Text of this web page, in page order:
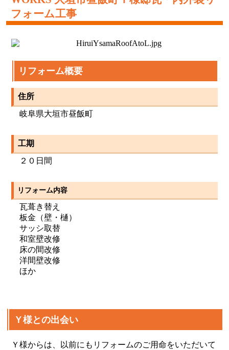
フォーム工事
リフォーム概要
住所
岐阜県大垣市昼飯町
工期
２０日間
リフォーム内容
瓦葺き替え
板金（壁・樋）
サッシ取替
和室壁改修
床の間改修
洋間壁改修
ほか
Ｙ様との出会い
Ｙ様からは、以前にもリフォームのご用命をいただいて